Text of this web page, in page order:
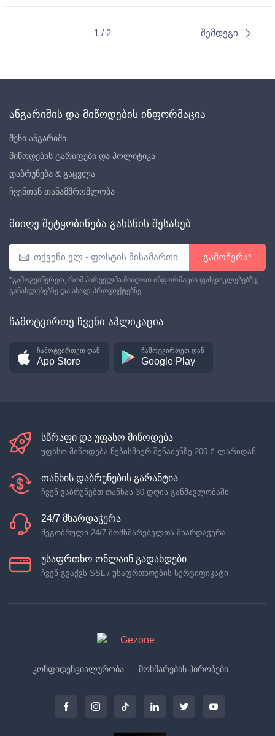
1 / 2 შემდეგი
ანგარიშის და მიწოდების ინფორმაცია
შენი ანგარიში
მიწოდების ტარიფები და პოლიტიკა
დაბრუნება & გაცვლა
ჩვენთან თანამშრომლობა
მიიღე შეტყობინება გახსნის შესახებ
გამოწერა*
*გამოგვიწერეთ, რომ პირველმა მიიღოთ ინფორმაცია ფასდაკლებებზე,
განახლებებზე და ახალ პროდუქტებზე
ჩამოტვირთე ჩვენი აპლიკაცია
ჩამოტვირთეთ დან
App Store
ჩამოტვირთეთ დან
Google Play
სწრაფი და უფასო მიწოდება
უფასო მიწოდება ნებისმიერ შენაძენზე 200 ₾ ლარიდან
თანხის დაბრუნების გარანტია
ჩვენ ვაბრუნებთ თანხას 30 დღის განმავლობაში
24/7 მხარდაჭერა
მეგობრული 24/7 მომხმარებელთა მხარდაჭერა
უსაფრთხო ონლაინ გადახდები
ჩვენ გვაქვს SSL / უსაფრთხოების სერტიფიკატი
კონფიდენციალურობა მოხმარების პირობები